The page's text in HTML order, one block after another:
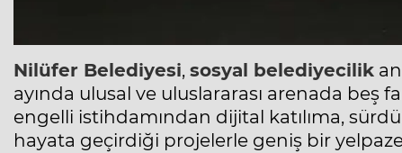
Nilüfer Belediyesi, sosyal belediyecilik
ayında ulusal ve uluslararası arenada beş
engelli istihdamından dijital katılıma,
hayata geçirdiği projelerle geniş bir